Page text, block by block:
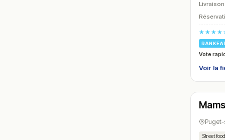
Livraison
Vote
Voir la
N° 9
Fermé
Street food